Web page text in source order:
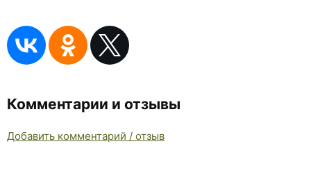
Комментарии и отзывы
Добавить комментарий / отзыв